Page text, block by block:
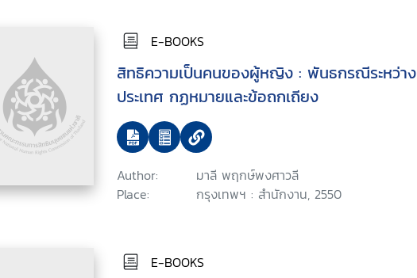
E-BOOKS
สิทธิความเป็นคนของผู้หญิง : พันธกรณีระหว่าง
ประเทศ กฏหมายและข้อถกเถียง
Author:
มาลี พฤกษ์พงศาวลี
Place:
กรุงเทพฯ : สำนักงาน, 2550
E-BOOKS